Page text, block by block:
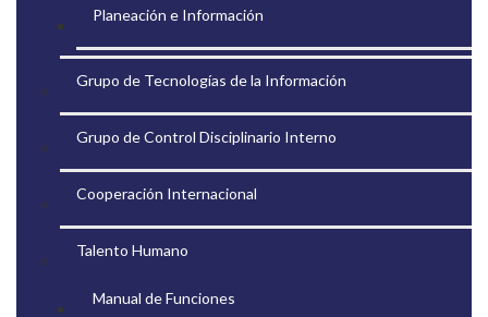
Planeación e Información
Grupo de Tecnologías de la Información
Grupo de Control Disciplinario Interno
Cooperación Internacional
Talento Humano
Manual de Funciones